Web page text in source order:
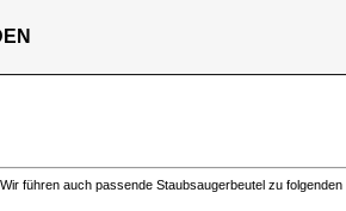
Wir führen auch passende Staubsaugerbeutel zu folgenden